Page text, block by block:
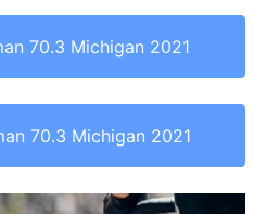
70.3 Michigan 2021
70.3 Michigan 2021